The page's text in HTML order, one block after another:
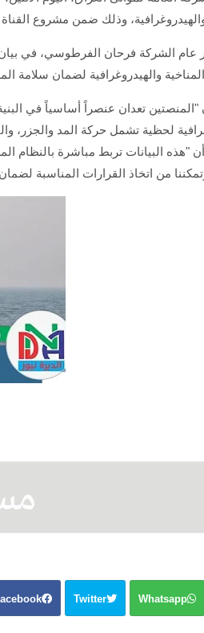
وذلك ضمن مشروع القناة
عام الشركة فرحان الفرطوسي، في بيان
والهيدروغرافية لضمان سلامة
تعدان عنصراً أساسياً في
لحظية تشمل حركة المد والجزر،
أن "هذه البيانات تربط مباشرة بالنظام
من اتخاذ القرارات المناسبة
Twitter Whatsapp